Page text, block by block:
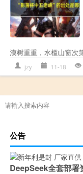
漠树重重，水槛山窗次
jzy 11-18
公告
DeepSeek全套部署